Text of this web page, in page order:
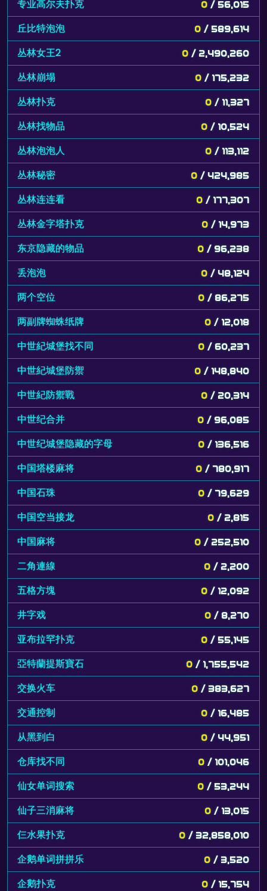
专业高尔夫扑克 0 / 56,015
丘比特泡泡 0 / 589,614
丛林女王2 0 / 2,490,260
丛林崩塌 0 / 175,232
丛林扑克 0 / 11,327
丛林找物品 0 / 10,524
丛林泡泡人 0 / 113,112
丛林秘密 0 / 424,985
丛林连连看 0 / 177,307
丛林金字塔扑克 0 / 14,973
东京隐藏的物品 0 / 96,238
丢泡泡 0 / 48,124
两个空位 0 / 86,275
两副牌蜘蛛纸牌 0 / 12,018
中世紀城堡找不同 0 / 60,237
中世紀城堡防禦 0 / 148,840
中世紀防禦戰 0 / 20,314
中世纪合并 0 / 96,085
中世纪城堡隐藏的字母 0 / 136,516
中国塔楼麻将 0 / 780,917
中国石珠 0 / 79,629
中国空当接龙 0 / 2,815
中国麻将 0 / 252,510
二角連線 0 / 2,200
五格方塊 0 / 12,092
井字戏 0 / 8,270
亚布拉罕扑克 0 / 55,145
亞特蘭提斯寶石 0 / 1,755,542
交换火车 0 / 383,627
交通控制 0 / 16,485
从黑到白 0 / 44,951
仓库找不同 0 / 101,046
仙女单词搜索 0 / 53,244
仙子三消麻将 0 / 13,015
仨水果扑克 0 / 32,858,010
企鹅单词拼拼乐 0 / 3,520
企鹅扑克 0 / 15,754